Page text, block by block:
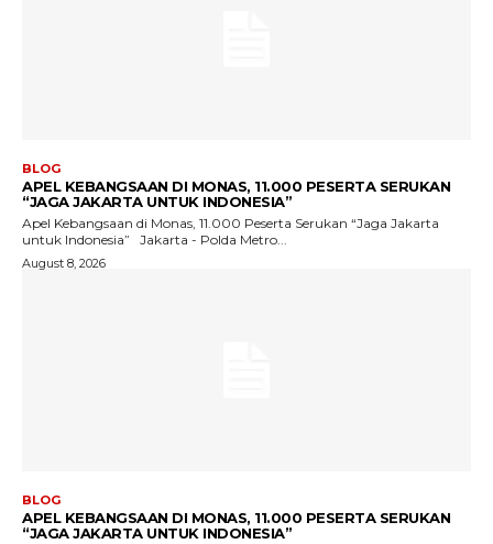
BLOG
APEL KEBANGSAAN DI MONAS, 11.000 PESERTA SERUKAN
“JAGA JAKARTA UNTUK INDONESIA”
Apel Kebangsaan di Monas, 11.000 Peserta Serukan “Jaga Jakarta
untuk Indonesia” Jakarta - Polda Metro...
August 8, 2026
BLOG
APEL KEBANGSAAN DI MONAS, 11.000 PESERTA SERUKAN
“JAGA JAKARTA UNTUK INDONESIA”